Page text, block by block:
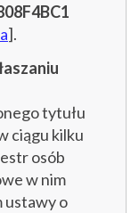
].
tytułu
ciągu kilku
osób
w nim
ustawy o